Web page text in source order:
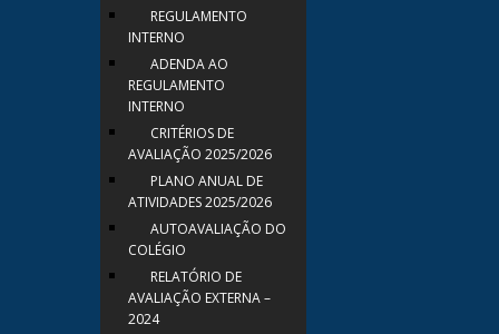
REGULAMENTO
INTERNO
ADENDA AO
REGULAMENTO
INTERNO
CRITÉRIOS DE
AVALIAÇÃO 2025/2026
PLANO ANUAL DE
ATIVIDADES 2025/2026
AUTOAVALIAÇÃO DO
COLÉGIO
RELATÓRIO DE
AVALIAÇÃO EXTERNA –
2024